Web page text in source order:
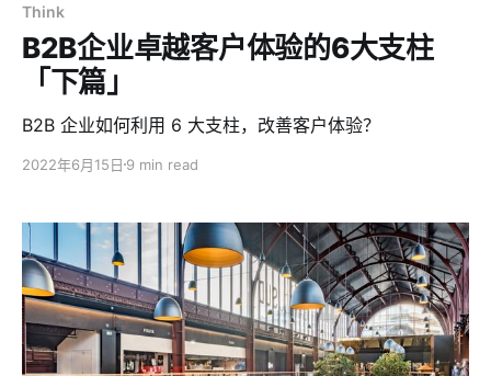
Think
B2B企业卓越客户体验的6大支柱
「下篇」
B2B 企业如何利用 6 大支柱，改善客户体验？
2022年6月15日 9 min read